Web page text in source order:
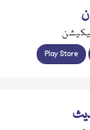
Play Store